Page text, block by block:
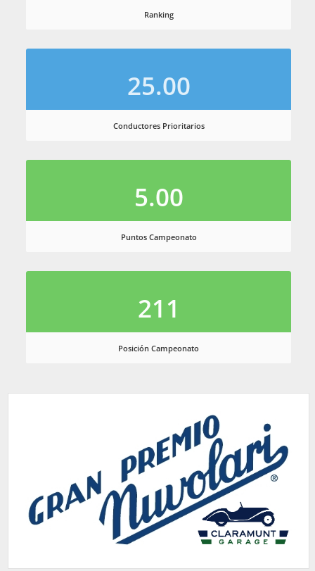
Ranking
25.00
Conductores Prioritarios
5.00
Puntos Campeonato
211
Posición Campeonato